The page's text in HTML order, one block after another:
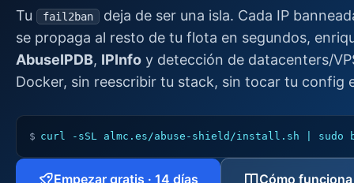
Tu fail2ban
deja de ser una isla. Cada IP
se propaga al resto de tu flota en segundos,
AbuseIPDB, IPInfo y detección de datacenters/
Docker, sin reescribir tu stack, sin tocar tu config
$ curl -sSL almc.es/abuse-shield/install.sh | sudo
Empezar gratis · 14 días Cómo funciona